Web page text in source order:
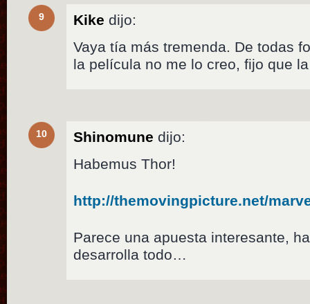
9 Kike dijo:
Vaya tía más tremenda. De todas
la película no me lo creo, fijo que
10 Shinomune dijo:
Habemus Thor!
http://themovingpicture.net/
Parece una apuesta interesante,
desarrolla todo…